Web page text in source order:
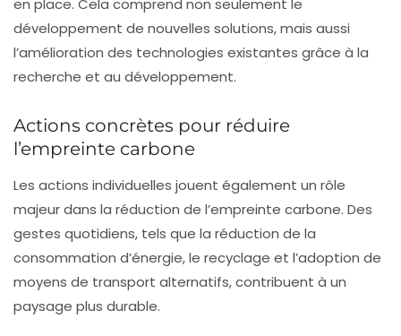
en place. Cela comprend non seulement le
développement de nouvelles solutions, mais aussi
l’amélioration des technologies existantes grâce à la
recherche et au développement.
Actions concrètes pour réduire
l’empreinte carbone
Les actions individuelles jouent également un rôle
majeur dans la réduction de l’empreinte carbone. Des
gestes quotidiens, tels que la réduction de la
consommation d’énergie, le recyclage et l’adoption de
moyens de transport alternatifs, contribuent à un
paysage plus durable.